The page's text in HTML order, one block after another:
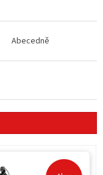
Abecedně